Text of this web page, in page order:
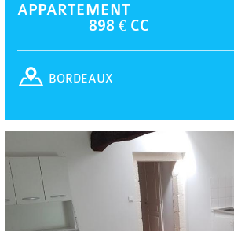
APPARTEMENT
898 € CC
BORDEAUX